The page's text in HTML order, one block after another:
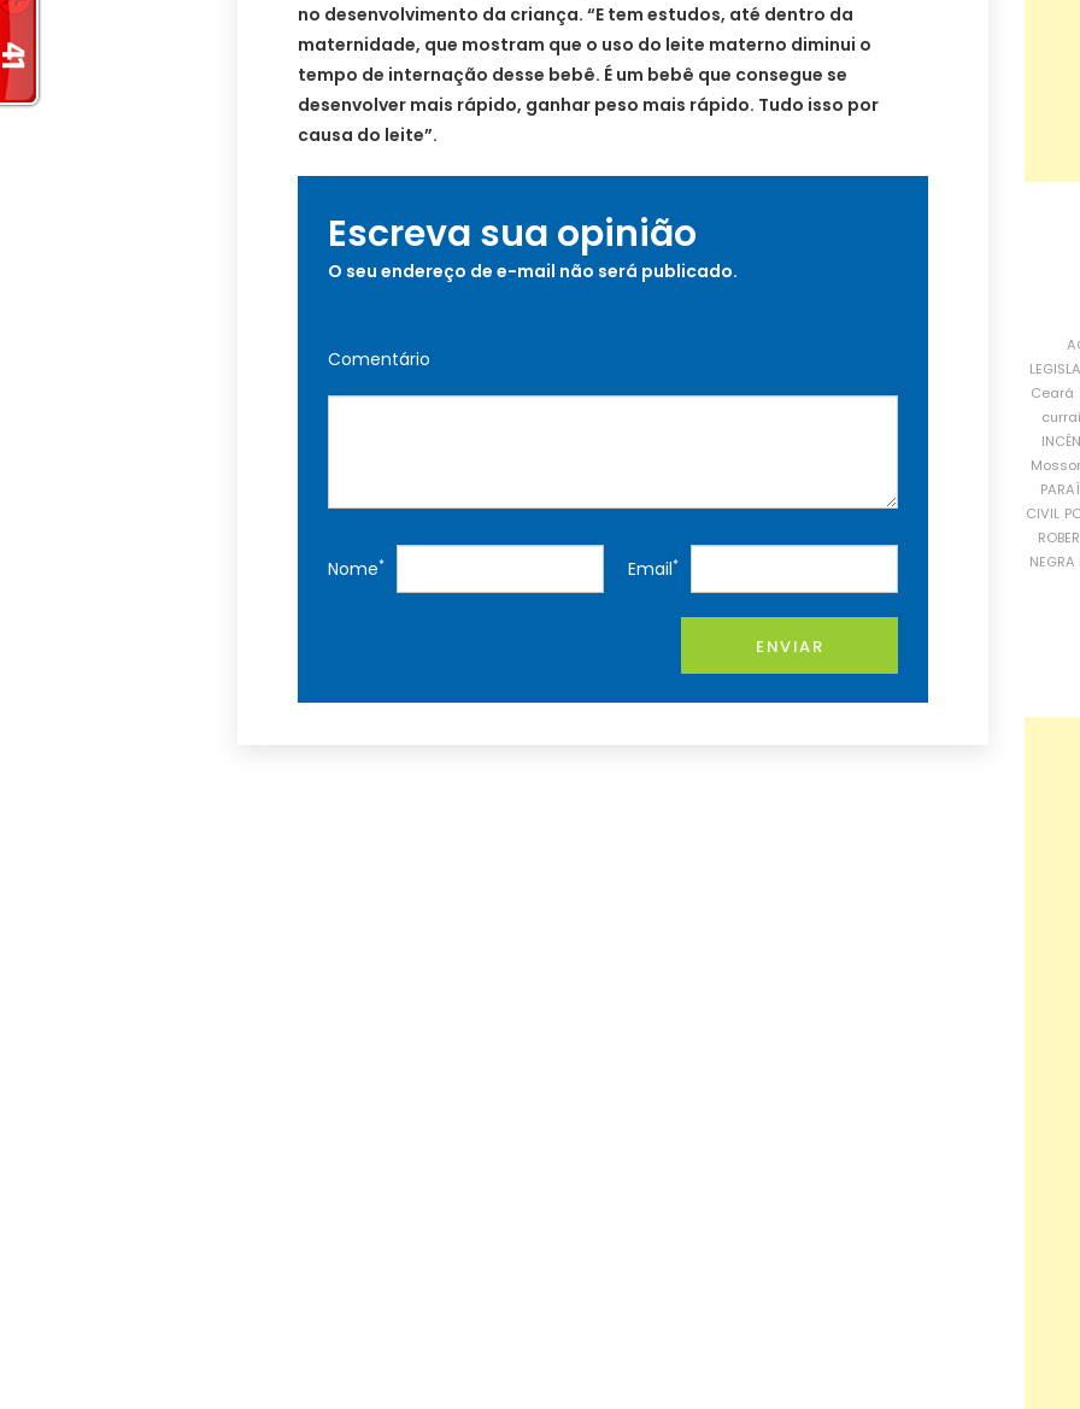
no desenvolvimento da criança. “E tem estudos, até dentro da
maternidade, que mostram que o uso do leite materno diminui o
tempo de internação desse bebê. É um bebê que consegue se
desenvolver mais rápido, ganhar peso mais rápido. Tudo isso por
causa do leite”.
Escreva sua opinião
O seu endereço de e-mail não será publicado.
Comentário
Nome* Email*
ENVIAR
Ceará
CIVIL
NEGRA